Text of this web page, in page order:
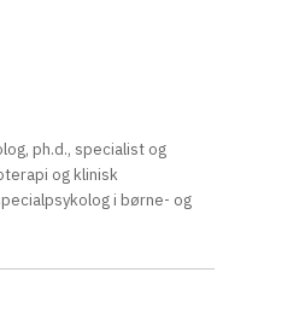
ph.d., specialist og
og klinisk
i børne- og